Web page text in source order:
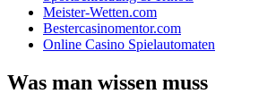
Meister-Wetten.com
Bestercasinomentor.com
Online Casino Spielautomaten
Was man wissen muss